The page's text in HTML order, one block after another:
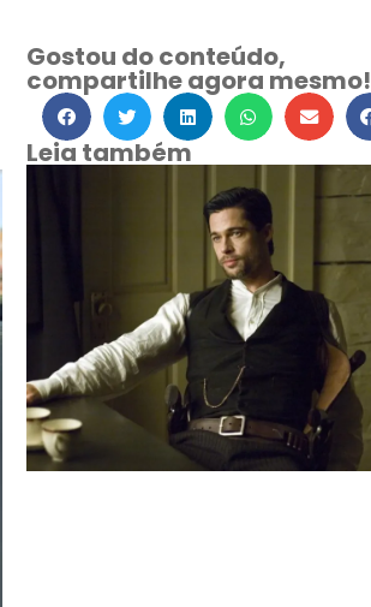
Gostou do conteúdo,
compartilhe agora mesmo!
Leia também